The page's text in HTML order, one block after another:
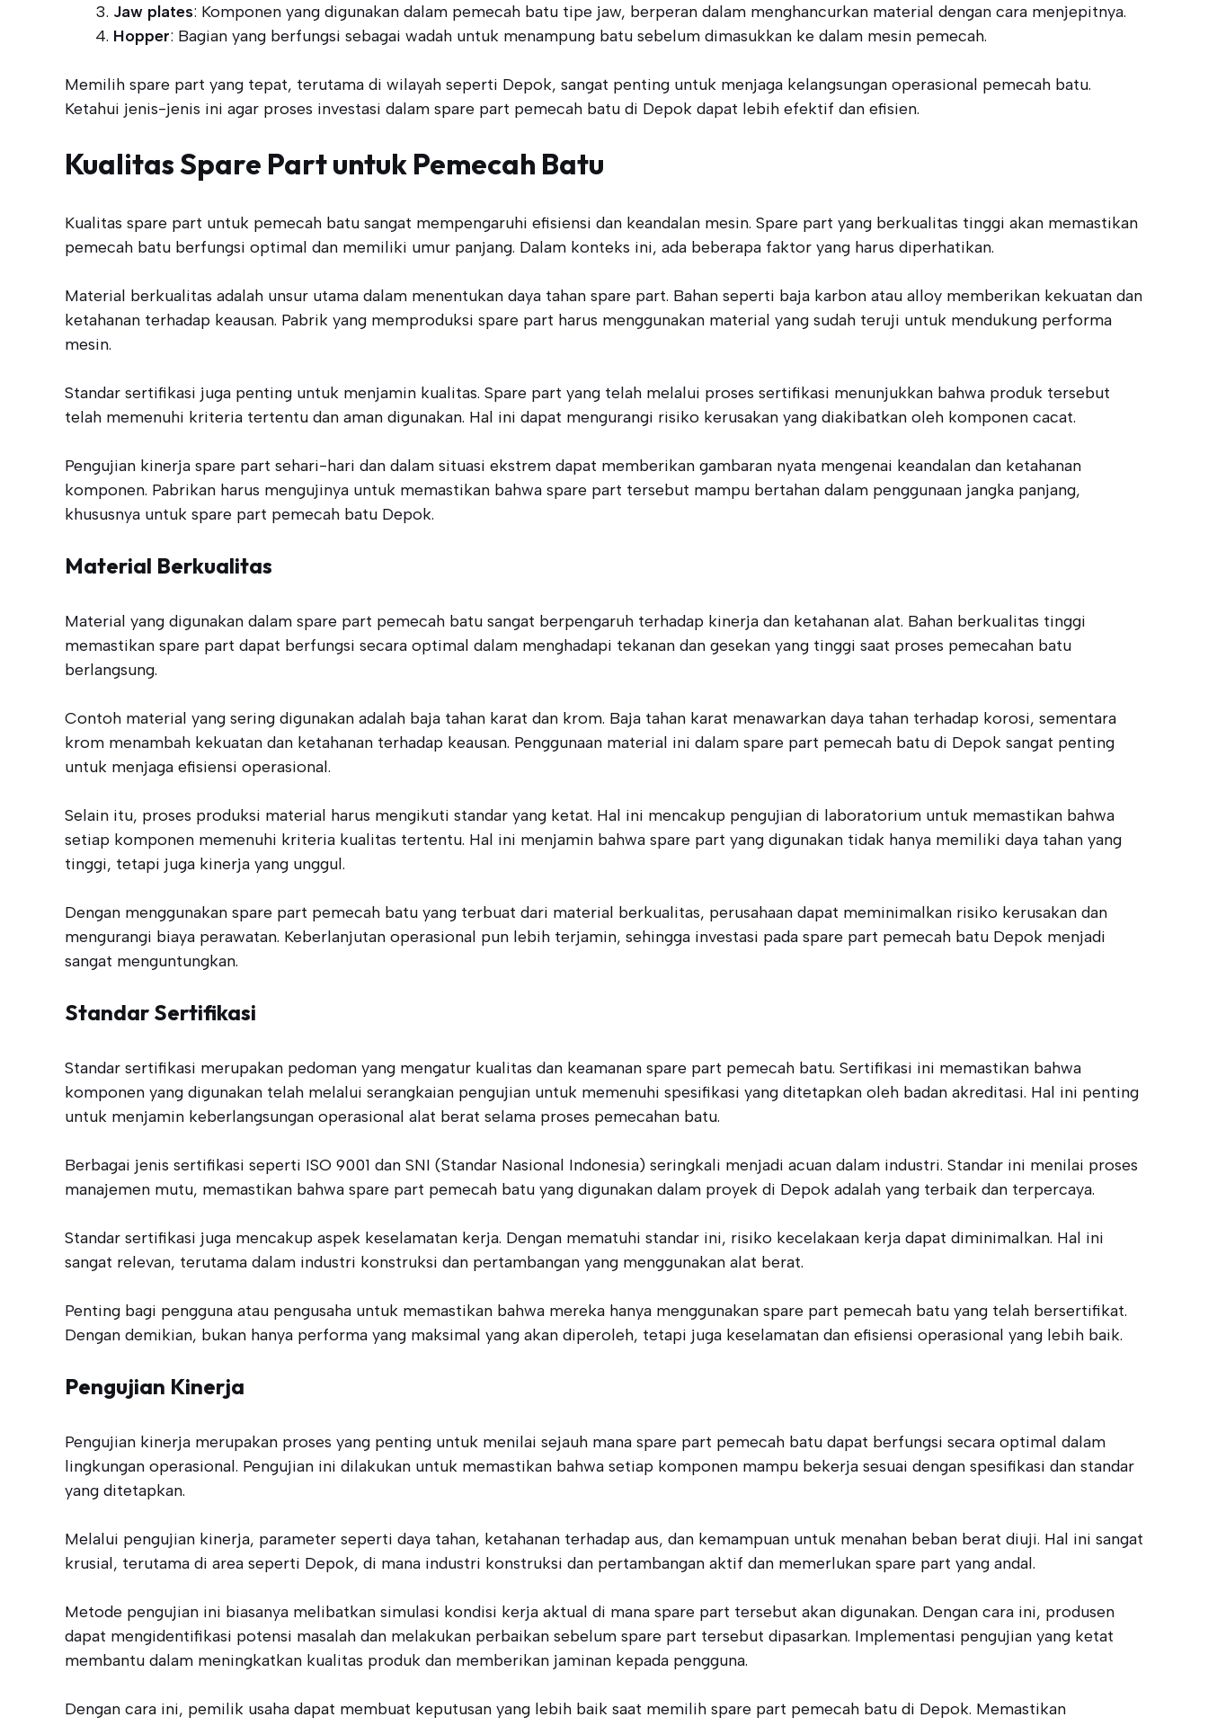
Jaw plates: Komponen yang digunakan dalam pemecah batu tipe jaw, berperan dalam menghancurkan material dengan cara menjepitnya.
Hopper: Bagian yang berfungsi sebagai wadah untuk menampung batu sebelum dimasukkan ke dalam mesin pemecah.
Memilih spare part yang tepat, terutama di wilayah seperti Depok, sangat penting untuk menjaga kelangsungan operasional pemecah batu.
Ketahui jenis-jenis ini agar proses investasi dalam spare part pemecah batu di Depok dapat lebih efektif dan efisien.
Kualitas Spare Part untuk Pemecah Batu
Kualitas spare part untuk pemecah batu sangat mempengaruhi efisiensi dan keandalan mesin. Spare part yang berkualitas tinggi akan memastikan
pemecah batu berfungsi optimal dan memiliki umur panjang. Dalam konteks ini, ada beberapa faktor yang harus diperhatikan.
Material berkualitas adalah unsur utama dalam menentukan daya tahan spare part. Bahan seperti baja karbon atau alloy memberikan kekuatan dan
ketahanan terhadap keausan. Pabrik yang memproduksi spare part harus menggunakan material yang sudah teruji untuk mendukung performa
mesin.
Standar sertifikasi juga penting untuk menjamin kualitas. Spare part yang telah melalui proses sertifikasi menunjukkan bahwa produk tersebut
telah memenuhi kriteria tertentu dan aman digunakan. Hal ini dapat mengurangi risiko kerusakan yang diakibatkan oleh komponen cacat.
Pengujian kinerja spare part sehari-hari dan dalam situasi ekstrem dapat memberikan gambaran nyata mengenai keandalan dan ketahanan
komponen. Pabrikan harus mengujinya untuk memastikan bahwa spare part tersebut mampu bertahan dalam penggunaan jangka panjang,
khususnya untuk spare part pemecah batu Depok.
Material Berkualitas
Material yang digunakan dalam spare part pemecah batu sangat berpengaruh terhadap kinerja dan ketahanan alat. Bahan berkualitas tinggi
memastikan spare part dapat berfungsi secara optimal dalam menghadapi tekanan dan gesekan yang tinggi saat proses pemecahan batu
berlangsung.
Contoh material yang sering digunakan adalah baja tahan karat dan krom. Baja tahan karat menawarkan daya tahan terhadap korosi, sementara
krom menambah kekuatan dan ketahanan terhadap keausan. Penggunaan material ini dalam spare part pemecah batu di Depok sangat penting
untuk menjaga efisiensi operasional.
Selain itu, proses produksi material harus mengikuti standar yang ketat. Hal ini mencakup pengujian di laboratorium untuk memastikan bahwa
setiap komponen memenuhi kriteria kualitas tertentu. Hal ini menjamin bahwa spare part yang digunakan tidak hanya memiliki daya tahan yang
tinggi, tetapi juga kinerja yang unggul.
Dengan menggunakan spare part pemecah batu yang terbuat dari material berkualitas, perusahaan dapat meminimalkan risiko kerusakan dan
mengurangi biaya perawatan. Keberlanjutan operasional pun lebih terjamin, sehingga investasi pada spare part pemecah batu Depok menjadi
sangat menguntungkan.
Standar Sertifikasi
Standar sertifikasi merupakan pedoman yang mengatur kualitas dan keamanan spare part pemecah batu. Sertifikasi ini memastikan bahwa
komponen yang digunakan telah melalui serangkaian pengujian untuk memenuhi spesifikasi yang ditetapkan oleh badan akreditasi. Hal ini penting
untuk menjamin keberlangsungan operasional alat berat selama proses pemecahan batu.
Berbagai jenis sertifikasi seperti ISO 9001 dan SNI (Standar Nasional Indonesia) seringkali menjadi acuan dalam industri. Standar ini menilai proses
manajemen mutu, memastikan bahwa spare part pemecah batu yang digunakan dalam proyek di Depok adalah yang terbaik dan terpercaya.
Standar sertifikasi juga mencakup aspek keselamatan kerja. Dengan mematuhi standar ini, risiko kecelakaan kerja dapat diminimalkan. Hal ini
sangat relevan, terutama dalam industri konstruksi dan pertambangan yang menggunakan alat berat.
Penting bagi pengguna atau pengusaha untuk memastikan bahwa mereka hanya menggunakan spare part pemecah batu yang telah bersertifikat.
Dengan demikian, bukan hanya performa yang maksimal yang akan diperoleh, tetapi juga keselamatan dan efisiensi operasional yang lebih baik.
Pengujian Kinerja
Pengujian kinerja merupakan proses yang penting untuk menilai sejauh mana spare part pemecah batu dapat berfungsi secara optimal dalam
lingkungan operasional. Pengujian ini dilakukan untuk memastikan bahwa setiap komponen mampu bekerja sesuai dengan spesifikasi dan standar
yang ditetapkan.
Melalui pengujian kinerja, parameter seperti daya tahan, ketahanan terhadap aus, dan kemampuan untuk menahan beban berat diuji. Hal ini sangat
krusial, terutama di area seperti Depok, di mana industri konstruksi dan pertambangan aktif dan memerlukan spare part yang andal.
Metode pengujian ini biasanya melibatkan simulasi kondisi kerja aktual di mana spare part tersebut akan digunakan. Dengan cara ini, produsen
dapat mengidentifikasi potensi masalah dan melakukan perbaikan sebelum spare part tersebut dipasarkan. Implementasi pengujian yang ketat
membantu dalam meningkatkan kualitas produk dan memberikan jaminan kepada pengguna.
Dengan cara ini, pemilik usaha dapat membuat keputusan yang lebih baik saat memilih spare part pemecah batu di Depok. Memastikan